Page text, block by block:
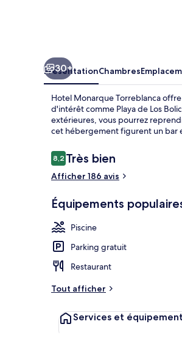
30+
PrésentationChambres
Hotel Monarque Torreblanca
d'intérêt comme Playa de Los
extérieures, vous pourrez
cet hébergement figurent un bar
Avis
voyageurs
8,28,2 sur 10
Très bien
Afficher 186 avis
Équipements
Piscine
Parking gratuit
Restaurant
Tout afficher
Services et